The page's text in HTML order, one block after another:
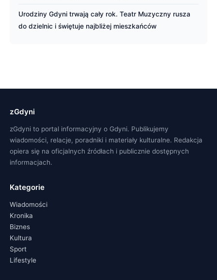
Urodziny Gdyni trwają cały rok. Teatr Muzyczny rusza
do dzielnic i świętuje najbliżej mieszkańców
zGdyni
zGdyni to portal informacyjny o Gdyni. Publikujemy
wiadomości, relacje, poradniki i materiały kulturalne. Redakcja
opiera się na oficjalnych źródłach i publicznie dostępnych
informacjach.
Kategorie
Wiadomości
Kronika
Biznes
Kultura
Sport
Lifestyle